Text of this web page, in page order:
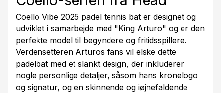
Coello Vibe 2025 padel tennis bat er designet og
udviklet i samarbejde med "King Arturo" og er den
perfekte model til begyndere og fritidsspillere.
Verdensetteren Arturos fans vil elske dette
padelbat med et slankt design, der inkluderer
nogle personlige detaljer, såsom hans kronelogo
og signatur, og en skinnende og iøjnefaldende